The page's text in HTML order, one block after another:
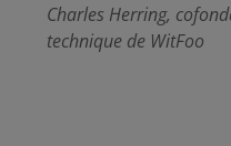
Charles Herring,
technique de WitFoo